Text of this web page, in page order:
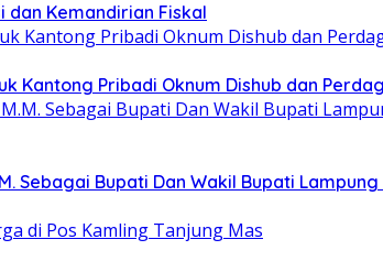
dan Kemandirian Fiskal
Kantong Pribadi Oknum Dishub dan
Sebagai Bupati Dan Wakil Bupati